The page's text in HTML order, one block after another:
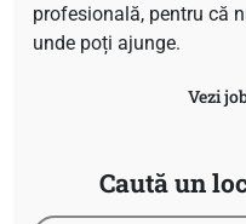
profesională, pentru că
unde poți ajunge.
Vezi
Caută un